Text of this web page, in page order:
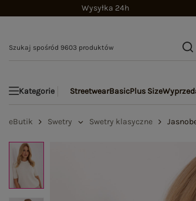
Wysyłka 24h
Kategorie StreetwearBasicPlus Size
eButik Swetry Swetry klasyczne